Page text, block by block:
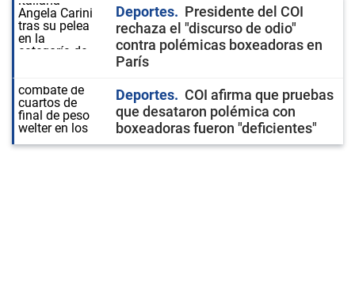
Deportes
Presidente del COI
rechaza el "discurso de odio"
contra polémicas boxeadoras en
París
Deportes
COI afirma que pruebas
que desataron polémica con
boxeadoras fueron "deficientes"